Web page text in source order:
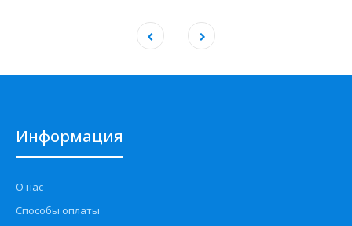
Информация
О нас
Способы оплаты